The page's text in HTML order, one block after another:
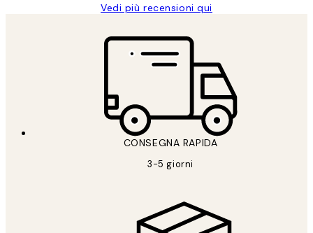
Vedi più recensioni qui
CONSEGNA RAPIDA
3-5 giorni